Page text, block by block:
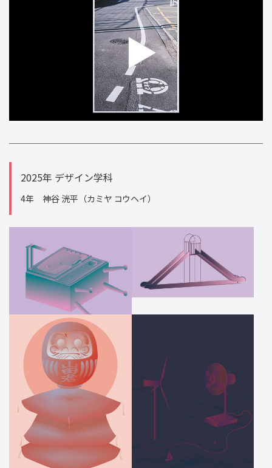
2025年 デザイン学科
4年 神谷 洸平（カミヤ コウヘイ）